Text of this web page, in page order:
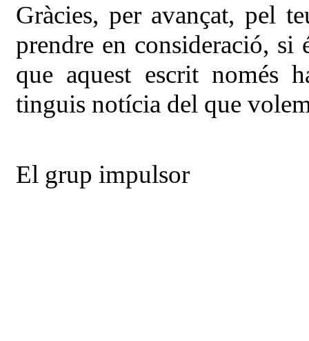
Gràcies, per avançat, pel
prendre en consideració, si
que aquest escrit només
tinguis notícia del que
El grup impulsor